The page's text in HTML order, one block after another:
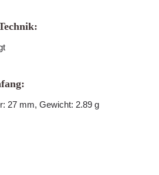
27 mm, Gewicht: 2.89 g